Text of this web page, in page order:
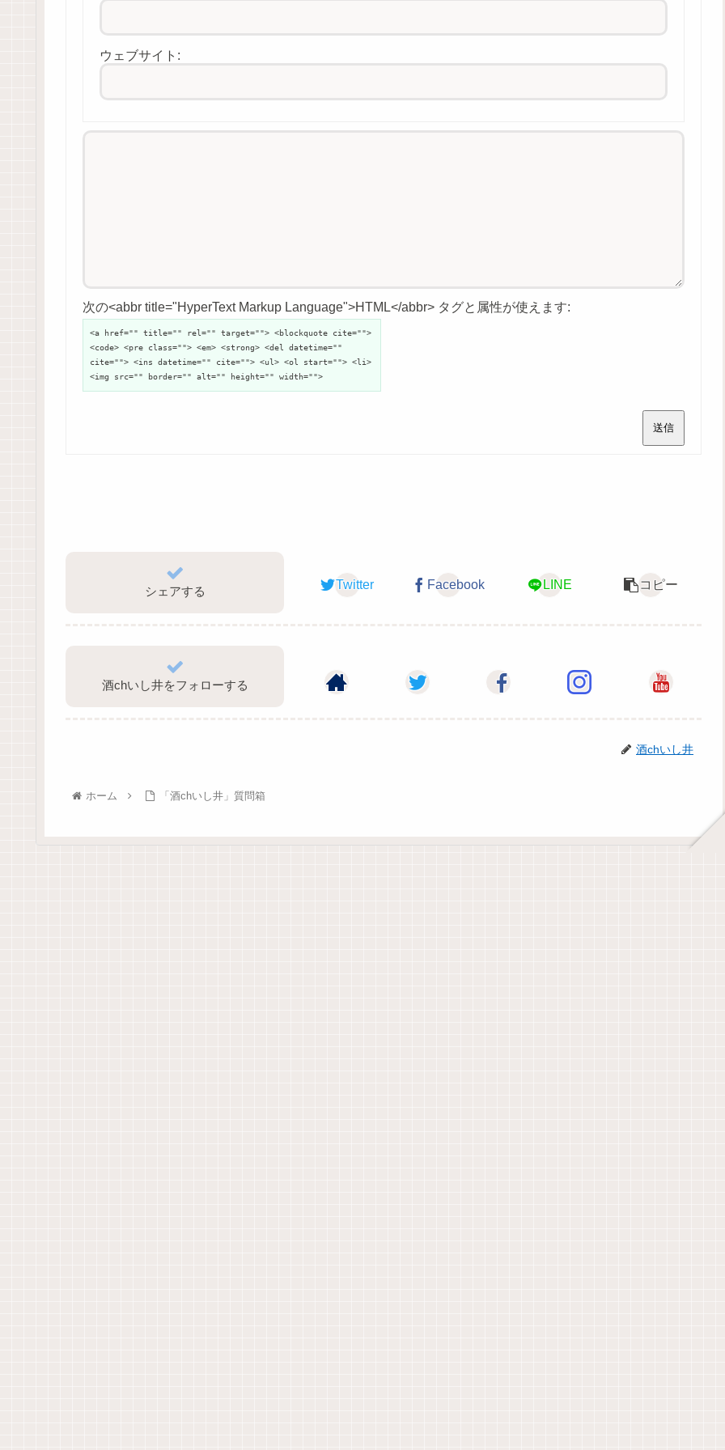
ウェブサイト:
次の<abbr title="HyperText Markup Language">HTML</abbr> タグと属性が使えます:
<a href="" title="" rel="" target=""> <blockquote cite="">
<code> <pre class=""> <em> <strong> <del datetime=""
cite=""> <ins datetime="" cite=""> <ul> <ol start=""> <li>
<img src="" border="" alt="" height="" width="">
送信
シェアする Twitter Facebook LINE コピー
酒chいし井をフォローする
酒chいし井
ホーム 「酒chいし井」質問箱